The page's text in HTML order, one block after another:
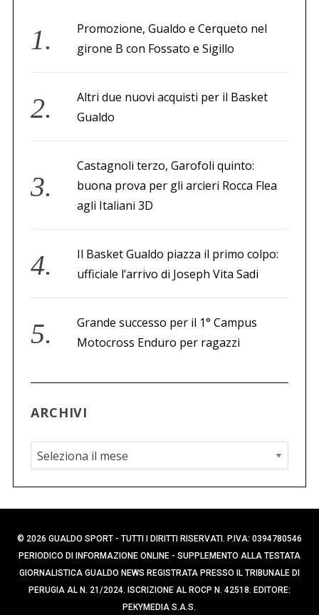
Promozione, Gualdo e Cerqueto nel
girone B con Fossato e Sigillo
Altri due nuovi acquisti per il Basket
Gualdo
Castagnoli terzo, Garofoli quinto:
buona prova per gli arcieri Rocca Flea
agli Italiani 3D
Il Basket Gualdo piazza il primo colpo:
ufficiale l’arrivo di Joseph Vita Sadi
Grande successo per il 1° Campus
Motocross Enduro per ragazzi
ARCHIVI
A
r
c
h
i
v
i
© 2026 GUALDO SPORT - TUTTI I DIRITTI RISERVATI. P.IVA: 0394780546
PERIODICO DI INFORMAZIONE ONLINE - SUPPLEMENTO ALLA TESTATA
GIORNALISTICA GUALDO NEWS REGISTRATA PRESSO IL TRIBUNALE DI
PERUGIA AL N. 21/2024. ISCRIZIONE AL ROCP N. 42518. EDITORE:
PEKYMEDIA S.A.S.